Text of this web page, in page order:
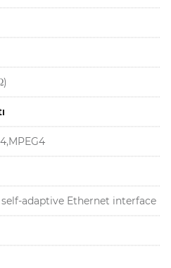
self-adaptive Ethernet interface